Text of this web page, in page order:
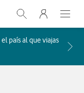
Abrir buscador.
Menu
Abre
país al que viajas
a la FAQ Qué